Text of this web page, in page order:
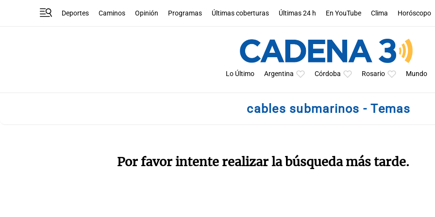
Deportes Caminos Opinión Programas Últimas coberturas Últimas 24 h En YouTube Clima Horóscopo
Lo Último Argentina Córdoba Rosario Mundo
cables submarinos - Temas
Por favor intente realizar la búsqueda más tarde.